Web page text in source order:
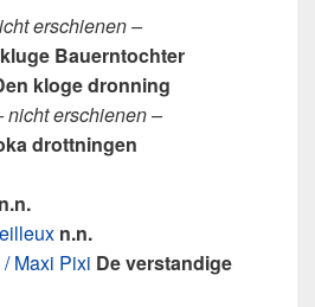
erschienen –
Bauerntochter
kloge dronning
nicht erschienen –
drottningen
n.n.
n.n.
Maxi Pixi De verstandige